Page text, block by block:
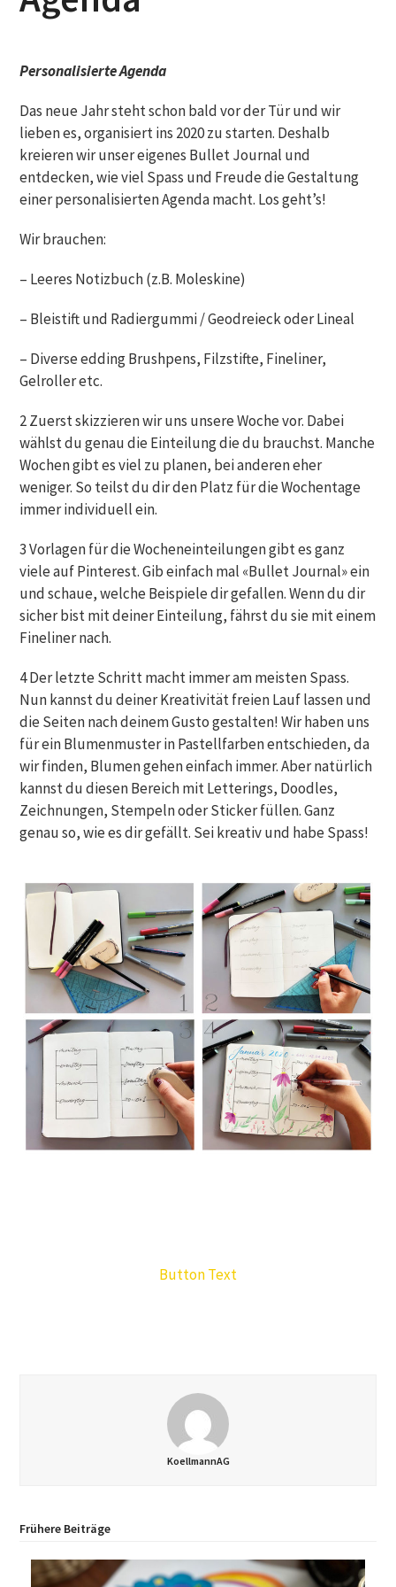
Personalisierte Agenda
Das neue Jahr steht schon bald vor der Tür und wir
lieben es, organisiert ins 2020 zu starten. Deshalb
kreieren wir unser eigenes Bullet Journal und
entdecken, wie viel Spass und Freude die Gestaltung
einer personalisierten Agenda macht. Los geht’s!
Wir brauchen:
– Leeres Notizbuch (z.B. Moleskine)
– Bleistift und Radiergummi / Geodreieck oder Lineal
– Diverse edding Brushpens, Filzstifte, Fineliner,
Gelroller etc.
2 Zuerst skizzieren wir uns unsere Woche vor. Dabei
wählst du genau die Einteilung die du brauchst. Manche
Wochen gibt es viel zu planen, bei anderen eher
weniger. So teilst du dir den Platz für die Wochentage
immer individuell ein.
3 Vorlagen für die Wocheneinteilungen gibt es ganz
viele auf Pinterest. Gib einfach mal «Bullet Journal» ein
und schaue, welche Beispiele dir gefallen. Wenn du dir
sicher bist mit deiner Einteilung, fährst du sie mit einem
Fineliner nach.
4 Der letzte Schritt macht immer am meisten Spass.
Nun kannst du deiner Kreativität freien Lauf lassen und
die Seiten nach deinem Gusto gestalten! Wir haben uns
für ein Blumenmuster in Pastellfarben entschieden, da
wir finden, Blumen gehen einfach immer. Aber natürlich
kannst du diesen Bereich mit Letterings, Doodles,
Zeichnungen, Stempeln oder Sticker füllen. Ganz
genau so, wie es dir gefällt. Sei kreativ und habe Spass!
Button Text
KoellmannAG
Frühere Beiträge